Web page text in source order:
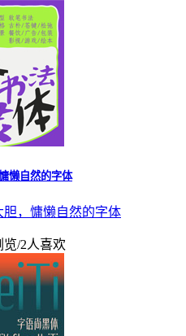
懒自然的字体
，慵懒自然的字体
览/2人喜欢